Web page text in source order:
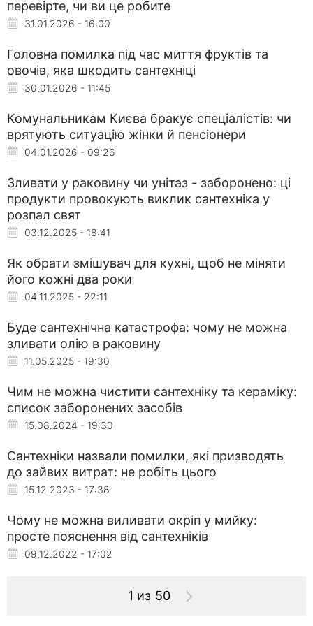
перевірте, чи ви це робите
31.01.2026 - 16:00
Головна помилка під час миття фруктів та
овочів, яка шкодить сантехніці
30.01.2026 - 11:45
Комунальникам Києва бракує спеціалістів: чи
врятують ситуацію жінки й пенсіонери
04.01.2026 - 09:26
Зливати у раковину чи унітаз - заборонено: ці
продукти провокують виклик сантехніка у
розпал свят
03.12.2025 - 18:41
Як обрати змішувач для кухні, щоб не міняти
його кожні два роки
04.11.2025 - 22:11
Буде сантехнічна катастрофа: чому не можна
зливати олію в раковину
11.05.2025 - 19:30
Чим не можна чистити сантехніку та кераміку:
список заборонених засобів
15.08.2024 - 19:30
Сантехніки назвали помилки, які призводять
до зайвих витрат: не робіть цього
15.12.2023 - 17:38
Чому не можна виливати окріп у мийку:
просте пояснення від сантехніків
09.12.2022 - 17:02
1 из 50